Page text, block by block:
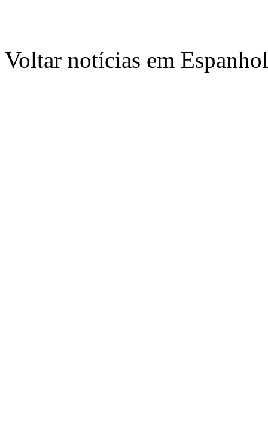
Voltar notícias em Espanhol